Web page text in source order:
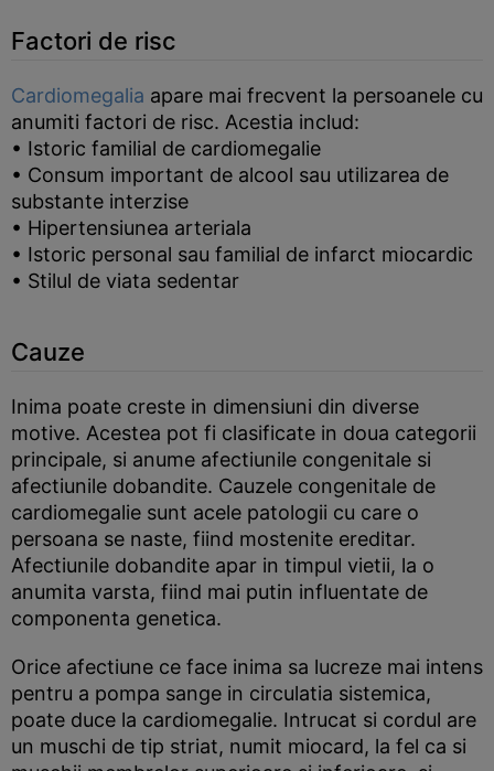
Factori de risc
Cardiomegalia apare mai frecvent la persoanele cu
anumiti factori de risc. Acestia includ:
• Istoric familial de cardiomegalie
• Consum important de alcool sau utilizarea de
substante interzise
• Hipertensiunea arteriala
• Istoric personal sau familial de infarct miocardic
• Stilul de viata sedentar
Cauze
Inima poate creste in dimensiuni din diverse
motive. Acestea pot fi clasificate in doua categorii
principale, si anume afectiunile congenitale si
afectiunile dobandite. Cauzele congenitale de
cardiomegalie sunt acele patologii cu care o
persoana se naste, fiind mostenite ereditar.
Afectiunile dobandite apar in timpul vietii, la o
anumita varsta, fiind mai putin influentate de
componenta genetica.
Orice afectiune ce face inima sa lucreze mai intens
pentru a pompa sange in circulatia sistemica,
poate duce la cardiomegalie. Intrucat si cordul are
un muschi de tip striat, numit miocard, la fel ca si